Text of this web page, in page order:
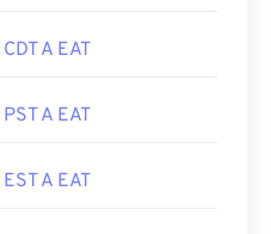
CDT A EAT
PST A EAT
EST A EAT